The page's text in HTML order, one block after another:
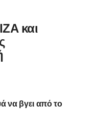
και
να βγει από το